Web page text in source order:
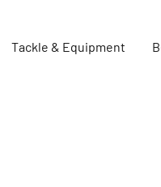
Tackle & Equipment